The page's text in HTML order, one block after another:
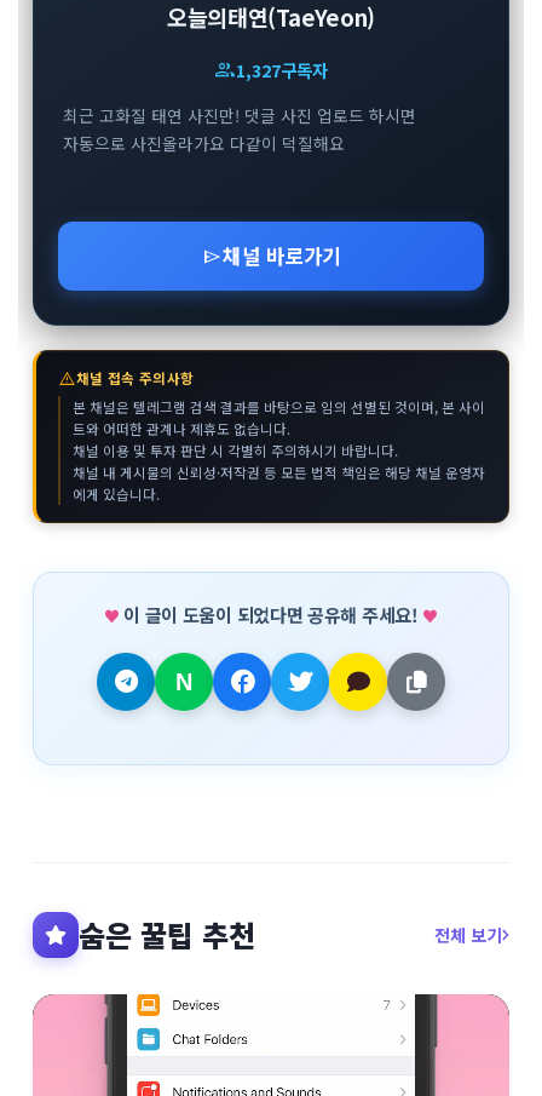
오늘의태연(TaeYeon)
group1,327구독자
최근 고화질 태연 사진만! 댓글 사진 업로드 하시면
자동으로 사진올라가요 다같이 덕질해요
send채널 바로가기
warning채널 접속 주의사항
본 채널은 텔레그램 검색 결과를 바탕으로 임의 선별된 것이며, 본 사이
트와 어떠한 관계나 제휴도 없습니다.
채널 이용 및 투자 판단 시 각별히 주의하시기 바랍니다.
채널 내 게시물의 신뢰성·저작권 등 모든 법적 책임은 해당 채널 운영자
에게 있습니다.
이 글이 도움이 되었다면 공유해 주세요!
숨은 꿀팁 추천 전체 보기